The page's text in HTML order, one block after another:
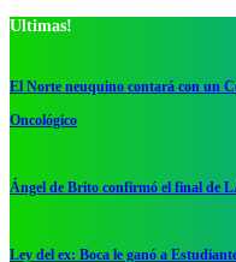
Ultimas!
El Norte neuquino contará con un
Oncológico
Ángel de Brito confirmó el final de
Ley del ex: Boca le ganó a